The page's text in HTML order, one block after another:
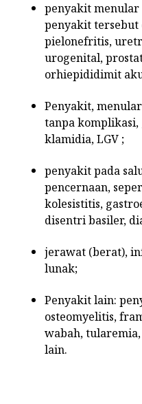
penyakit
penyakit tersebut
pielonefritis,
urogenital,
orhiepididimit
Penyakit,
tanpa
klamidia, LGV ;
penyakit pada
pencernaan,
kolesistitis,
disentri basiler,
jerawat (berat),
lunak;
Penyakit lain:
osteomyelitis,
wabah,
lain.